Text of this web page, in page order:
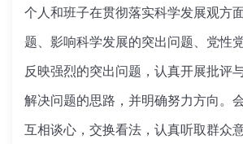
个人和班子在贯彻落实科学发展观方
题、影响科学发展的突出问题、党性
反映强烈的突出问题，认真开展批评
解决问题的思路，并明确努力方向。
互相谈心，交换看法，认真听取群众